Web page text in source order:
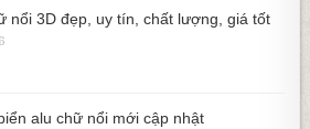
nổi 3D đẹp, uy tín, chất lượng, giá tốt
alu chữ nổi mới cập nhật